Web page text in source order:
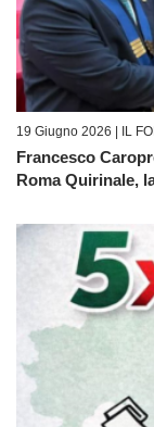
19 Giugno 2026 | IL
Francesco
Roma Quirinale,